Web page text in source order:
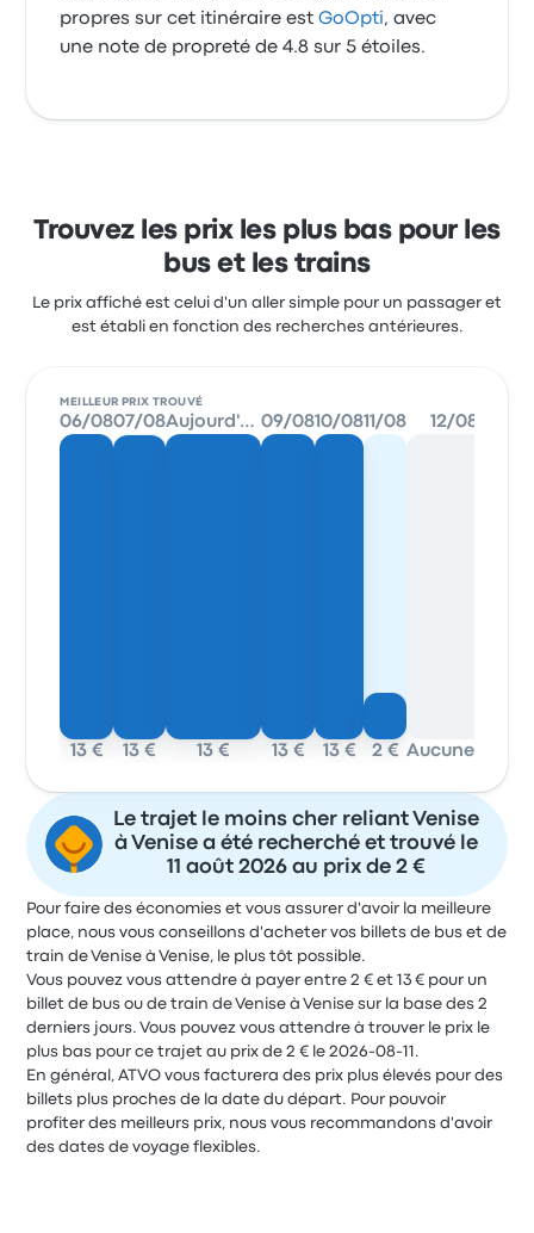
propres sur cet itinéraire estGoOpti, avec
une note de propreté de 4.8 sur 5 étoiles.
Trouvez les prix les plus bas pour les
bus et les trains
Le prix affiché est celui d'un aller simple pour un passager et
est établi en fonction des recherches antérieures.
MEILLEUR PRIX TROUVÉ
06/08
13 €
07/08
13 €
Aujourd'hui
13 €
09/08
13 €
10/08
13 €
11/08
2 €
12/08
Le trajet le moins cher reliant Venise
à Venise a été recherché et trouvé le
11 août 2026 au prix de 2 €
Pour faire des économies et vous assurer d'avoir la meilleure
place, nous vous conseillons d'acheter vos billets de bus et de
train de Venise à Venise, le plus tôt possible.
Vous pouvez vous attendre à payer entre 2 € et 13 € pour un
billet de bus ou de train de Venise à Venise sur la base des 2
derniers jours. Vous pouvez vous attendre à trouver le prix le
plus bas pour ce trajet au prix de 2 € le 2026-08-11.
En général, ATVO vous facturera des prix plus élevés pour des
billets plus proches de la date du départ. Pour pouvoir
profiter des meilleurs prix, nous vous recommandons d'avoir
des dates de voyage flexibles.